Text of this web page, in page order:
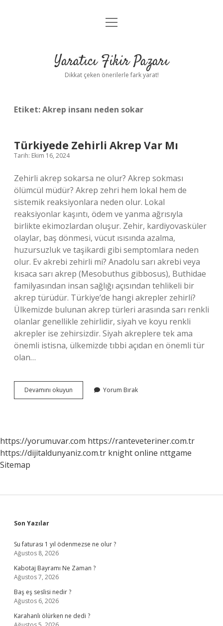
Anasayfa
Yasal Uyarı
menüyü
Yaratıcı Fikir Pazarı
Dikkat çeken önerilerle fark yarat!
Etiket:Akrep insanı neden sokar
Türkiyede Zehirli Akrep Var Mı
Tarih: Ekim 16, 2024
Zehirli akrep sokarsa ne olur? Akrep sokması
ölümcül müdür? Akrep zehri hem lokal hem de
sistemik reaksiyonlara neden olur. Lokal
reaksiyonlar kaşıntı, ödem ve yanma ağrısıyla
birlikte ekimozlardan oluşur. Zehir, kardiyovasküler
olaylar, baş dönmesi, vücut ısısında azalma,
huzursuzluk ve taşikardi gibi semptomlara neden
olur. Ev akrebi zehirli mi? Anadolu sarı akrebi veya
kısaca sarı akrep (Mesobuthus gibbosus), Buthidae
familyasından insan sağlığı açısından tehlikeli bir
akrep türüdür. Türkiye’de hangi akrepler zehirli?
Ülkemizde bulunan akrep türleri arasında sarı renkli
olanlar genellikle zehirlidir, siyah ve koyu renkli
akrepler ise zehirsizdir. Siyah akreplere tek ama
önemli istisna, ülkemizde tıbbi açıdan en önemli tür
olan…
Devamını okuyun Türkiyede
Zehirli
Yorum Bırak
https://yorumuvar.com https://ranteveteriner.com.tr
https://dijitaldunyaniz.com.tr knight online nttgame
Sitemap
Sidebar
Son Yazılar
Su faturası 1 yıl ödenmezse ne olur ?
Ağustos 8, 2026
Kabotaj Bayramı Ne Zaman ?
Ağustos 7, 2026
Baş eş seslisi nedir ?
Ağustos 6, 2026
Karahanlı ölürken ne dedi ?